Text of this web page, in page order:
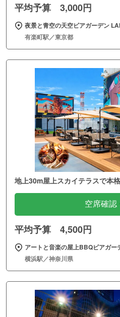
平均予算 3,000円
夜景と青空の天空ビアガーデン
有楽町駅／東京都
地上30m屋上スカイテラスで本
空席確認
平均予算 4,500円
アートと音楽の屋上BBQビアガ
横浜駅／神奈川県